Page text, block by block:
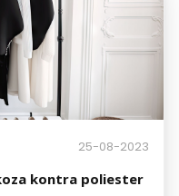
25-08-2023
kontra poliester